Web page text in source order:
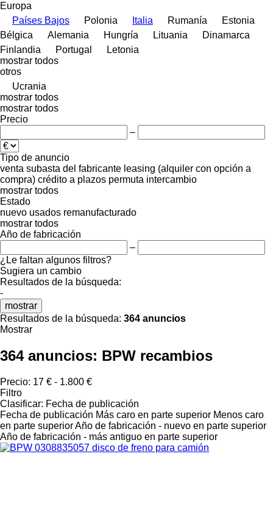
Europa
Países Bajos
Polonia Italia Rumanía
Estonia
Bélgica
Alemania Hungría Lituania
Dinamarca
Finlandia
Portugal
Letonia
mostrar todos
otros
Ucrania
mostrar todos
mostrar todos
Precio
–
Tipo de anuncio
venta subasta del fabricante leasing (alquiler con opción a
compra) crédito a plazos permuta intercambio
mostrar todos
Estado
nuevo usados remanufacturado
mostrar todos
Año de fabricación
–
¿Le faltan algunos filtros?
Sugiera un cambio
Resultados de la búsqueda:
-
mostrar
Resultados de la búsqueda: 364 anuncios
Mostrar
364 anuncios: BPW recambios
Precio: 17 € - 1.800 €
Filtro
Clasificar: Fecha de publicación
Fecha de publicación Más caro en parte superior Menos caro
en parte superiorAño de fabricación - nuevo en parte superior
Año de fabricación - más antiguo en parte superior